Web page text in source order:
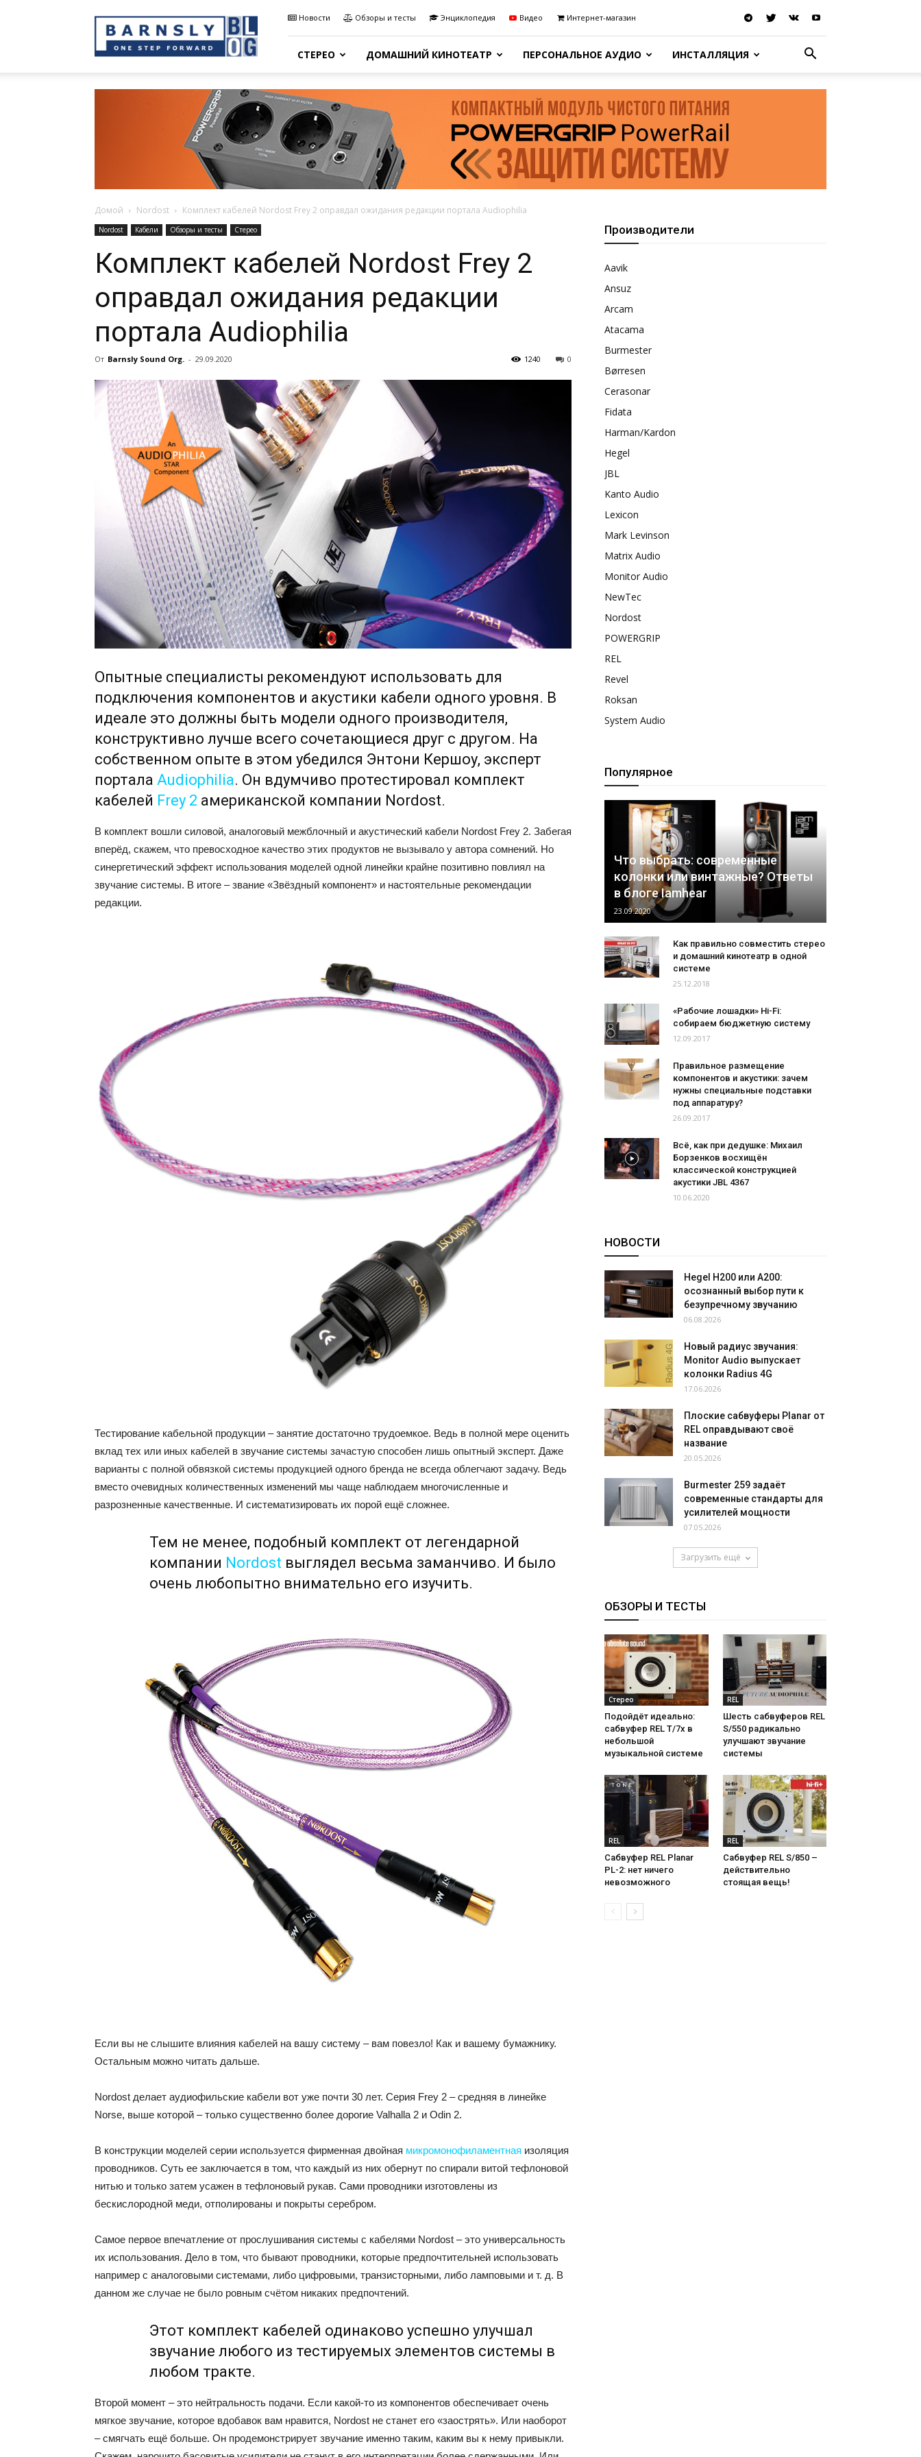
Sound
Blog
Новости Обзоры и тесты Энциклопедия Видео Интернет-магазин
СТЕРЕО ДОМАШНИЙ КИНОТЕАТР ПЕРСОНАЛЬНОЕ АУДИО ИНСТАЛЛЯЦИЯ
Домой Nordost Комплект кабелей Nordost Frey 2 оправдал ожидания редакции портала Audiophilia
Nordost Кабели Обзоры и тесты Стерео
Комплект кабелей Nordost Frey 2
оправдал ожидания редакции
портала Audiophilia
От Barnsly Sound Org. - 29.09.2020 0
1240
Опытные специалисты рекомендуют использовать для
подключения компонентов и акустики кабели одного уровня. В
идеале это должны быть модели одного производителя,
конструктивно лучше всего сочетающиеся друг с другом. На
собственном опыте в этом убедился Энтони Кершоу, эксперт
портала Audiophilia. Он вдумчиво протестировал комплект
кабелей Frey 2 американской компании Nordost.
В комплект вошли силовой, аналоговый межблочный и акустический кабели Nordost Frey 2. Забегая
вперёд, скажем, что превосходное качество этих продуктов не вызывало у автора сомнений. Но
синергетический эффект использования моделей одной линейки крайне позитивно повлиял на
звучание системы. В итоге – звание «Звёздный компонент» и настоятельные рекомендации
редакции.
Тестирование кабельной продукции – занятие достаточно трудоемкое. Ведь в полной мере оценить
вклад тех или иных кабелей в звучание системы зачастую способен лишь опытный эксперт. Даже
варианты с полной обвязкой системы продукцией одного бренда не всегда облегчают задачу. Ведь
вместо очевидных количественных изменений мы чаще наблюдаем многочисленные и
разрозненные качественные. И систематизировать их порой ещё сложнее.
Тем не менее, подобный комплект от легендарной
компании Nordost выглядел весьма заманчиво. И было
очень любопытно внимательно его изучить.
Если вы не слышите влияния кабелей на вашу систему – вам повезло! Как и вашему бумажнику.
Остальным можно читать дальше.
Nordost делает аудиофильские кабели вот уже почти 30 лет. Серия Frey 2 – средняя в линейке
Norse, выше которой – только существенно более дорогие Valhalla 2 и Odin 2.
В конструкции моделей серии используется фирменная двойная микромонофиламентная изоляция
проводников. Суть ее заключается в том, что каждый из них обернут по спирали витой тефлоновой
нитью и только затем усажен в тефлоновый рукав. Сами проводники изготовлены из
бескислородной меди, отполированы и покрыты серебром.
Самое первое впечатление от прослушивания системы с кабелями Nordost – это универсальность
их использования. Дело в том, что бывают проводники, которые предпочтительней использовать
например с аналоговыми системами, либо цифровыми, транзисторными, либо ламповыми и т. д. В
данном же случае не было ровным счётом никаких предпочтений.
Этот комплект кабелей одинаково успешно улучшал
звучание любого из тестируемых элементов системы в
любом тракте.
Второй момент – это нейтральность подачи. Если какой-то из компонентов обеспечивает очень
мягкое звучание, которое вдобавок вам нравится, Nordost не станет его «заострять». Или наоборот
– смягчать ещё больше. Он продемонстрирует звучание именно таким, каким вы к нему привыкли.
Производители
Aavik
Ansuz
Arcam
Atacama
Burmester
Børresen
Cerasonar
Fidata
Harman/Kardon
Hegel
JBL
Kanto Audio
Lexicon
Mark Levinson
Matrix Audio
Monitor Audio
NewTec
Nordost
POWERGRIP
REL
Revel
Roksan
System Audio
Популярное
Что выбрать: современные
колонки или винтажные? Ответы
в блоге Iamhear
23.09.2020
Как правильно совместить стерео
и домашний кинотеатр в одной
системе
25.12.2018
«Рабочие лошадки» Hi-Fi:
собираем бюджетную систему
12.09.2017
Правильное размещение
компонентов и акустики: зачем
нужны специальные подставки
под аппаратуру?
26.09.2017
Всё, как при дедушке: Михаил
Борзенков восхищён
классической конструкцией
акустики JBL 4367
10.06.2020
НОВОСТИ
Hegel H200 или A200:
осознанный выбор пути к
безупречному звучанию
06.08.2026
Новый радиус звучания:
Monitor Audio выпускает
колонки Radius 4G
17.06.2026
Плоские сабвуферы Planar от
REL оправдывают своё
название
20.05.2026
Burmester 259 задаёт
современные стандарты для
усилителей мощности
07.05.2026
Загрузить ещё
ОБЗОРЫ И ТЕСТЫ
Стерео
Подойдёт идеально:
сабвуфер REL T/7x в
небольшой
музыкальной системе
REL
Шесть сабвуферов REL
S/550 радикально
улучшают звучание
системы
REL
Сабвуфер REL Planar
PL-2: нет ничего
невозможного
REL
Сабвуфер REL S/850 –
действительно
стоящая вещь!